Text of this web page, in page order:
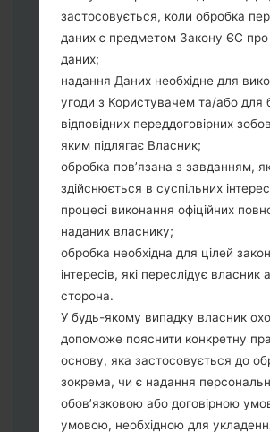
збереження Ваших даних.
Тепер вимкніть пристрій і
"Download" режим. Усі
зробити:
Натисніть та
живлення, збільшення
Натисніть та
зменшення та
Підключивши
використовуючи USB
Натисніть та
живлення, збільшення
додому.
Підключіть USB кабель
клавіші: зменшення звуку та
Натисніть та
живлення та збільшення
Далі підключить
програма Odin повина
застосовується, коли обробка
даних є предметом Закону ЄС про
даних;
надання Даних необхідне для
угоди з Користувачем та/або для
відповідних переддоговірних
яким підлягає Власник;
обробка пов’язана з завданням,
здійснюється в суспільних
процесі виконання офіційних
наданих власнику;
обробка необхідна для цілей
інтересів, які переслідує власник
сторона.
У будь-якому випадку власник
допоможе пояснити конкретну
основу, яка застосовується до
зокрема, чи є надання
обов’язковою або договірною
умовою, необхідною для